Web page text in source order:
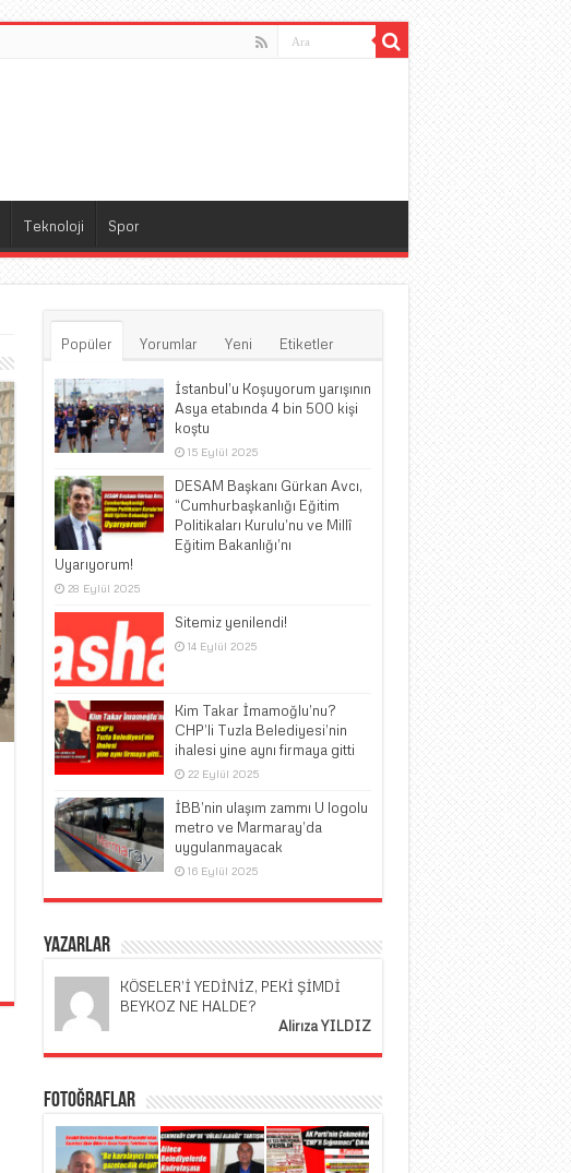
Teknoloji Spor
Popüler Yorumlar Yeni Etiketler
İstanbul’u Koşuyorum yarışının
Asya etabında 4 bin 500 kişi
koştu
15 Eylül 2025
DESAM Başkanı Gürkan Avcı,
“Cumhurbaşkanlığı Eğitim
Politikaları Kurulu’nu ve Millî
Eğitim Bakanlığı’nı
Uyarıyorum!
28 Eylül 2025
Sitemiz yenilendi!
14 Eylül 2025
Kim Takar İmamoğlu’nu?
CHP’li Tuzla Belediyesi’nin
ihalesi yine aynı firmaya gitti
22 Eylül 2025
İBB’nin ulaşım zammı U logolu
metro ve Marmaray’da
uygulanmayacak
16 Eylül 2025
Yazarlar
KÖSELER’İ YEDİNİZ, PEKİ ŞİMDİ
BEYKOZ NE HALDE?
Alirıza YILDIZ
Fotoğraflar